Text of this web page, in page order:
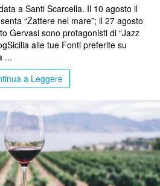
a Santi Scarcella. Il 10 agosto il
“Zattere nel mare”; il 27 agosto
Gervasi sono protagonisti di “Jazz
alle tue Fonti preferite su
...
a Leggere